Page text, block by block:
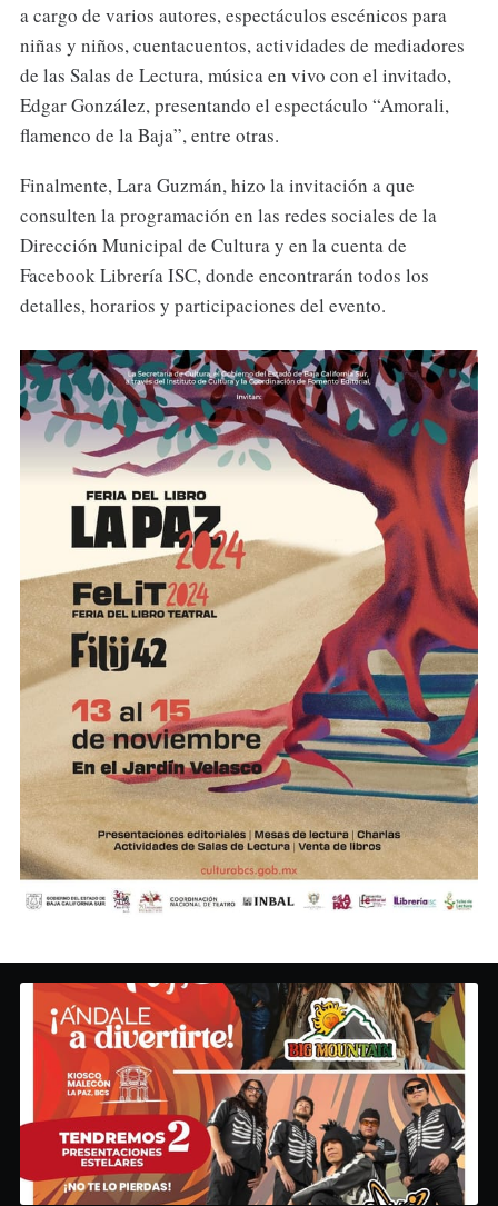
a cargo de varios autores, espectáculos escénicos para
niñas y niños, cuentacuentos, actividades de mediadores
de las Salas de Lectura, música en vivo con el invitado,
Edgar González, presentando el espectáculo “Amorali,
flamenco de la Baja”, entre otras.
Finalmente, Lara Guzmán, hizo la invitación a que
consulten la programación en las redes sociales de la
Dirección Municipal de Cultura y en la cuenta de
Facebook Librería ISC, donde encontrarán todos los
detalles, horarios y participaciones del evento.